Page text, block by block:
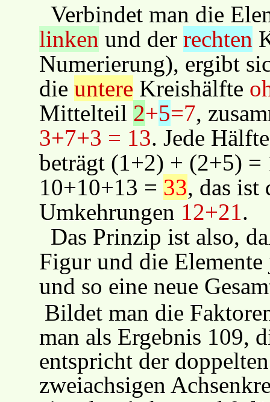
Verbindet man die
linken und der rechten
Numerierung), ergibt
die untere Kreishälfte
Mittelteil 2+5=7,
3+7+3 = 13. Jede
beträgt (1+2) + (2+5) =
10+10+13 = 33, das ist
Umkehrungen 12+21.
Das Prinzip ist also,
Figur und die
und so eine neue
Bildet man die
man als Ergebnis 109,
entspricht der
zweiachsigen